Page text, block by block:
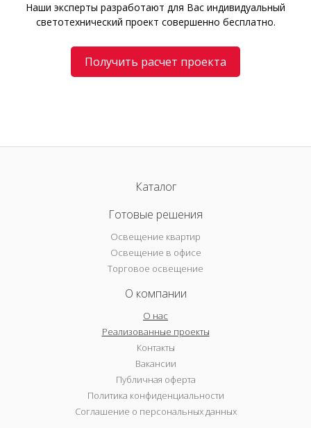
Наши эксперты разработают для Вас индивидуальный
светотехнический проект совершенно бесплатно.
Получить расчет проекта
Каталог
Готовые решения
Освещение квартир
Освещение в офисе
Торговое освещение
О компании
О нас
Реализованные проекты
Контакты
Вакансии
Публичная оферта
Политика конфиденциальности
Соглашение о персональных данных